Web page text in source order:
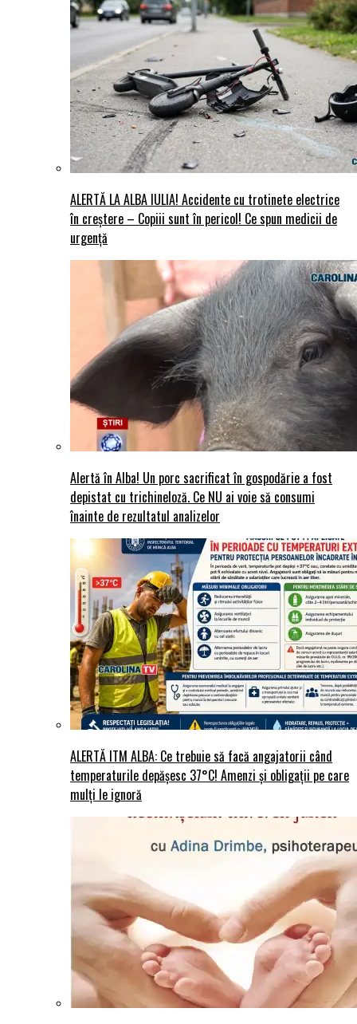
ALERTĂ LA ALBA IULIA! Accidente cu trotinete electrice
în creștere – Copiii sunt în pericol! Ce spun medicii de
urgență
Alertă în Alba! Un porc sacrificat în gospodărie a fost
depistat cu trichineloză. Ce NU ai voie să consumi
înainte de rezultatul analizelor
ALERTĂ ITM ALBA: Ce trebuie să facă angajatorii când
temperaturile depășesc 37°C! Amenzi și obligații pe care
mulți le ignoră